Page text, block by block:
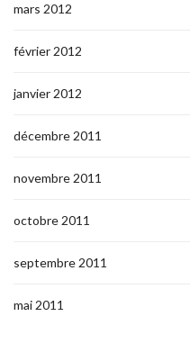
mars 2012
février 2012
janvier 2012
décembre 2011
novembre 2011
octobre 2011
septembre 2011
mai 2011